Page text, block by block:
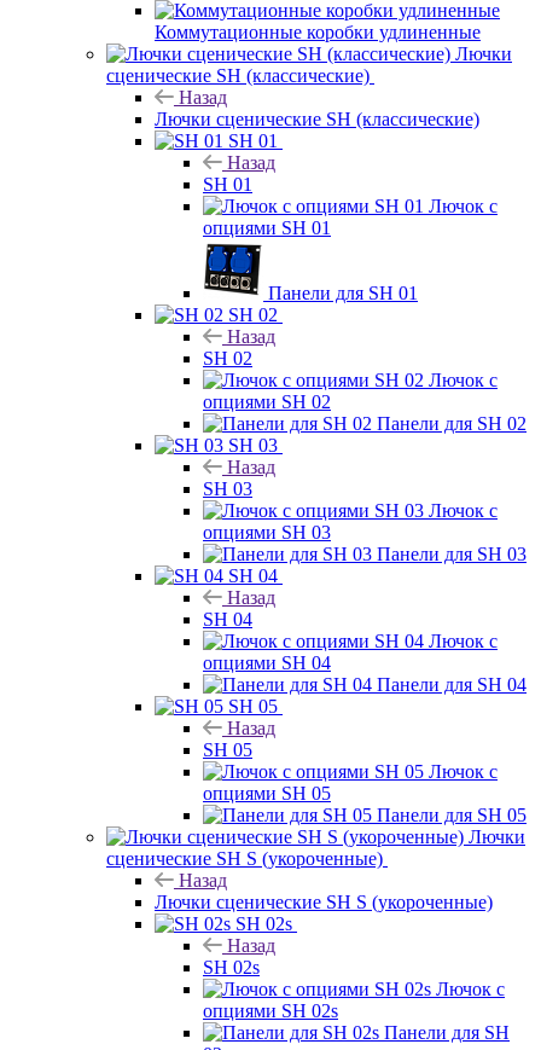
Коммутационные коробки удлиненные
Лючки
сценические SH (классические)
Назад
Лючки сценические SH (классические)
SH 01
Назад
SH 01
Лючок с
опциями SH 01
Панели для SH 01
SH 02
Назад
SH 02
Лючок с
опциями SH 02
Панели для SH 02
SH 03
Назад
SH 03
Лючок с
опциями SH 03
Панели для SH 03
SH 04
Назад
SH 04
Лючок с
опциями SH 04
Панели для SH 04
SH 05
Назад
SH 05
Лючок с
опциями SH 05
Панели для SH 05
Лючки
сценические SH S (укороченные)
Назад
Лючки сценические SH S (укороченные)
SH 02s
Назад
SH 02s
Лючок с
опциями SH 02s
Панели для SH